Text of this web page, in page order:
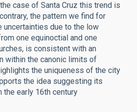
case of Santa Cruz this trend is
the pattern we find for
uncertainties due to the low
one equinoctial and one
is consistent with an
within the canonic limits of
the uniqueness of the city
the idea suggesting its
the early 16th century